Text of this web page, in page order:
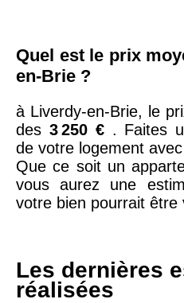
Quel est le prix
en-Brie ?
à Liverdy-en-Brie, le
des 3 250 € . Faites
de votre logement
Que ce soit un
vous aurez une
votre bien pourrait être
Les dernières
réalisées